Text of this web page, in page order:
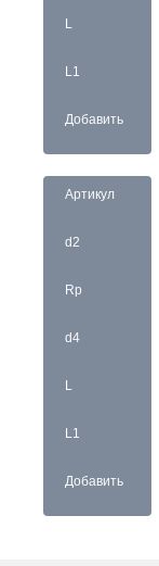
L
L1
Добавить
Артикул
d2
Rp
d4
L
L1
Добавить